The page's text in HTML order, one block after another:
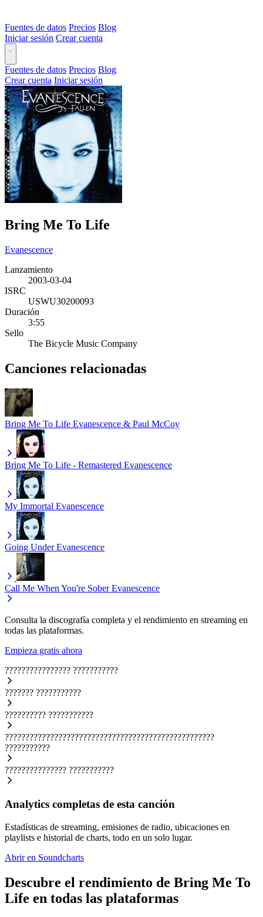
Fuentes de datos Precios Blog
Iniciar sesión Crear cuenta
Fuentes de datos Precios Blog
Crear cuenta Iniciar sesión
Bring Me To Life
Evanescence
Lanzamiento
2003-03-04
ISRC
USWU30200093
Duración
3:55
Sello
The Bicycle Music Company
Canciones relacionadas
Bring Me To Life Evanescence & Paul McCoy
Bring Me To Life - Remastered Evanescence
My Immortal Evanescence
Going Under Evanescence
Call Me When You're Sober Evanescence
Consulta la discografía completa y el rendimiento en streaming en
todas las plataformas.
Empieza gratis ahora
???????????????? ???????????
??????? ???????????
?????????? ???????????
???????????????????????????????????????????????????
???????????
??????????????? ???????????
Analytics completas de esta canción
Estadísticas de streaming, emisiones de radio, ubicaciones en
playlists e historial de charts, todo en un solo lugar.
Abrir en Soundcharts
Descubre el rendimiento de Bring Me To
Life en todas las plataformas